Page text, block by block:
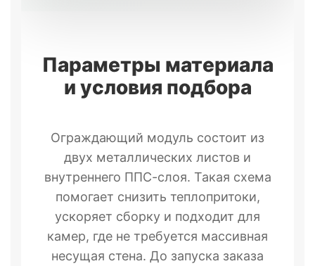
Параметры материала
и условия подбора
Ограждающий модуль состоит из
двух металлических листов и
внутреннего ППС-слоя. Такая схема
помогает снизить теплопритоки,
ускоряет сборку и подходит для
камер, где не требуется массивная
несущая стена. До запуска заказа